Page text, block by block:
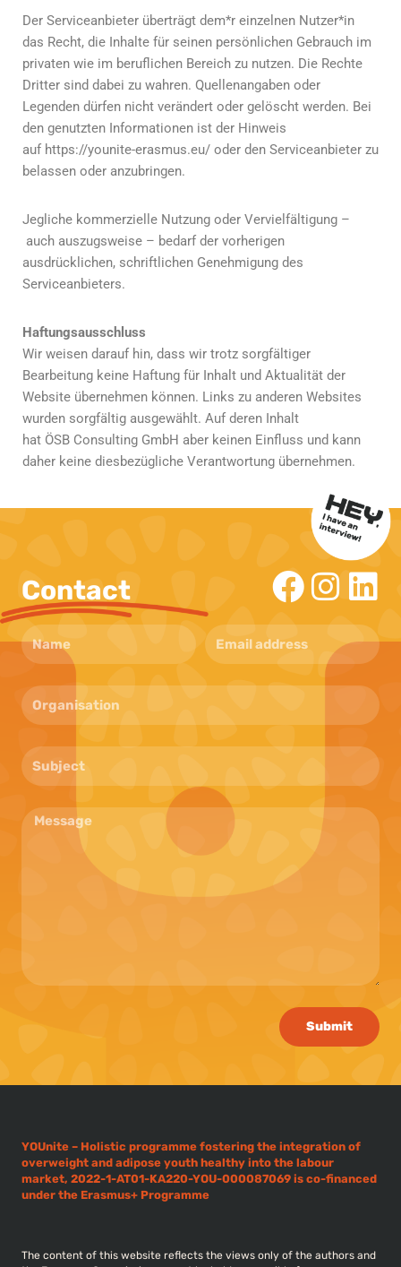
Der Serviceanbieter überträgt dem*r einzelnen Nutzer*in
das Recht, die Inhalte für seinen persönlichen Gebrauch im
privaten wie im beruflichen Bereich zu nutzen. Die Rechte
Dritter sind dabei zu wahren. Quellenangaben oder
Legenden dürfen nicht verändert oder gelöscht werden. Bei
den genutzten Informationen ist der Hinweis
auf https://younite-erasmus.eu/ oder den Serviceanbieter zu
belassen oder anzubringen.
Jegliche kommerzielle Nutzung oder Vervielfältigung –
auch auszugsweise – bedarf der vorherigen
ausdrücklichen, schriftlichen Genehmigung des
Serviceanbieters.
Haftungsausschluss
Wir weisen darauf hin, dass wir trotz sorgfältiger
Bearbeitung keine Haftung für Inhalt und Aktualität der
Website übernehmen können. Links zu anderen Websites
wurden sorgfältig ausgewählt. Auf deren Inhalt
hat ÖSB Consulting GmbH aber keinen Einfluss und kann
daher keine diesbezügliche Verantwortung übernehmen.
Contact
Submit
YOUnite – Holistic programme fostering the integration of
overweight and adipose youth healthy into the labour
market, 2022-1-AT01-KA220-YOU-000087069 is co-financed
under the Erasmus+ Programme
The content of this website reflects the views only of the authors and